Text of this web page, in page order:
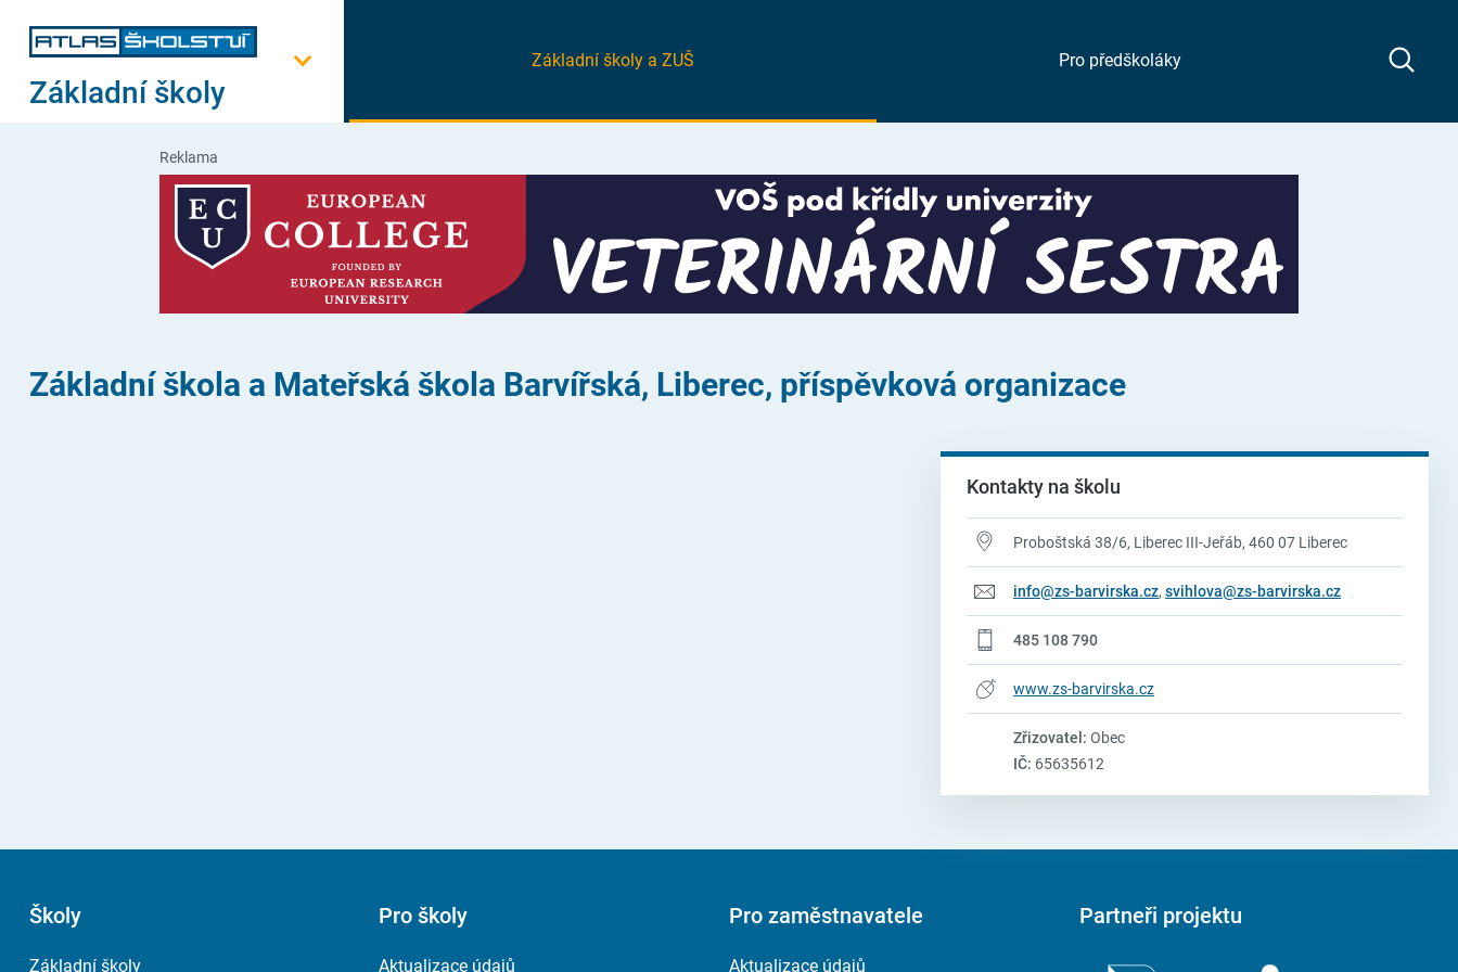
Základní školy
Základní školy a ZUŠ Pro předškoláky
Reklama
Základní škola a Mateřská škola Barvířská, Liberec, příspěvková organizace
Kontakty na školu
Proboštská 38/6, Liberec III-Jeřáb, 460 07 Liberec
info@zs-barvirska.cz,svihlova@zs-barvirska.cz
485 108 790
www.zs-barvirska.cz
Zřizovatel: Obec
IČ: 65635612
Školy
Základní školy
Pro školy
Aktualizace údajů
Pro zaměstnavatele
Aktualizace údajů
Partneři projektu